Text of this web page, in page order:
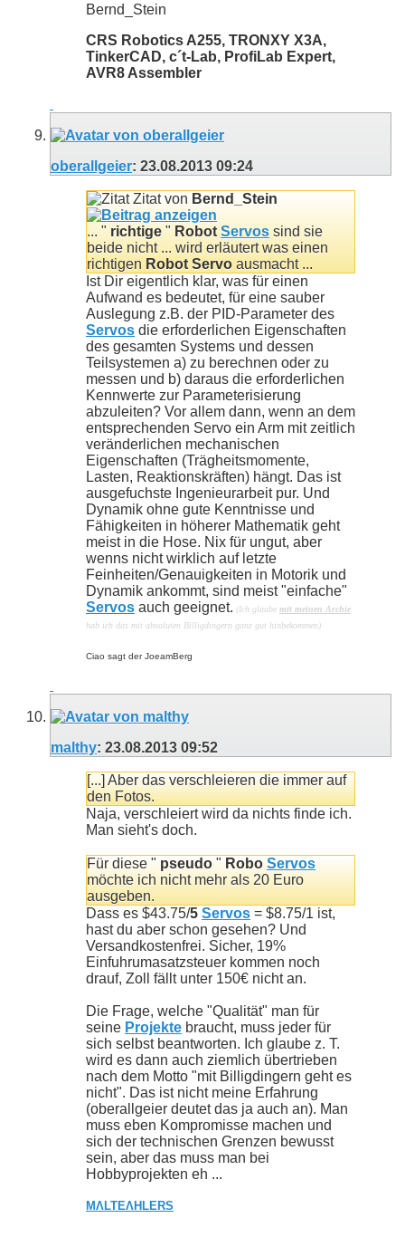
Bernd_Stein
CRS Robotics A255, TRONXY X3A,
TinkerCAD, c´t-Lab, ProfiLab Expert,
AVR8 Assembler
oberallgeier: 23.08.2013 09:24
Zitat von Bernd_Stein
... " richtige " RobotServos sind sie
beide nicht ... wird erläutert was einen
richtigen Robot Servo ausmacht ...
Ist Dir eigentlich klar, was für einen
Aufwand es bedeutet, für eine sauber
Auslegung z.B. der PID-Parameter des
Servos die erforderlichen Eigenschaften
des gesamten Systems und dessen
Teilsystemen a) zu berechnen oder zu
messen und b) daraus die erforderlichen
Kennwerte zur Parameterisierung
abzuleiten? Vor allem dann, wenn an dem
entsprechenden Servo ein Arm mit zeitlich
veränderlichen mechanischen
Eigenschaften (Trägheitsmomente,
Lasten, Reaktionskräften) hängt. Das ist
ausgefuchste Ingenieurarbeit pur. Und
Dynamik ohne gute Kenntnisse und
Fähigkeiten in höherer Mathematik geht
meist in die Hose. Nix für ungut, aber
wenns nicht wirklich auf letzte
Feinheiten/Genauigkeiten in Motorik und
Dynamik ankommt, sind meist "einfache"
Servos auch geeignet. (Ich glaube mit meinen Archie
hab ich das mit absoluten Billigdingern ganz gut hinbekommen)
Ciao sagt der JoeamBerg
malthy: 23.08.2013 09:52
[...] Aber das verschleieren die immer auf
den Fotos.
Naja, verschleiert wird da nichts finde ich.
Man sieht's doch.
Für diese " pseudo " Robo Servos
möchte ich nicht mehr als 20 Euro
ausgeben.
Dass es $43.75/5 Servos = $8.75/1 ist,
hast du aber schon gesehen? Und
Versandkostenfrei. Sicher, 19%
Einfuhrumasatzsteuer kommen noch
drauf, Zoll fällt unter 150€ nicht an.
Die Frage, welche "Qualität" man für
seine Projekte braucht, muss jeder für
sich selbst beantworten. Ich glaube z. T.
wird es dann auch ziemlich übertrieben
nach dem Motto "mit Billigdingern geht es
nicht". Das ist nicht meine Erfahrung
(oberallgeier deutet das ja auch an). Man
muss eben Kompromisse machen und
sich der technischen Grenzen bewusst
sein, aber das muss man bei
Hobbyprojekten eh ...
MΛLTEΛHLERS